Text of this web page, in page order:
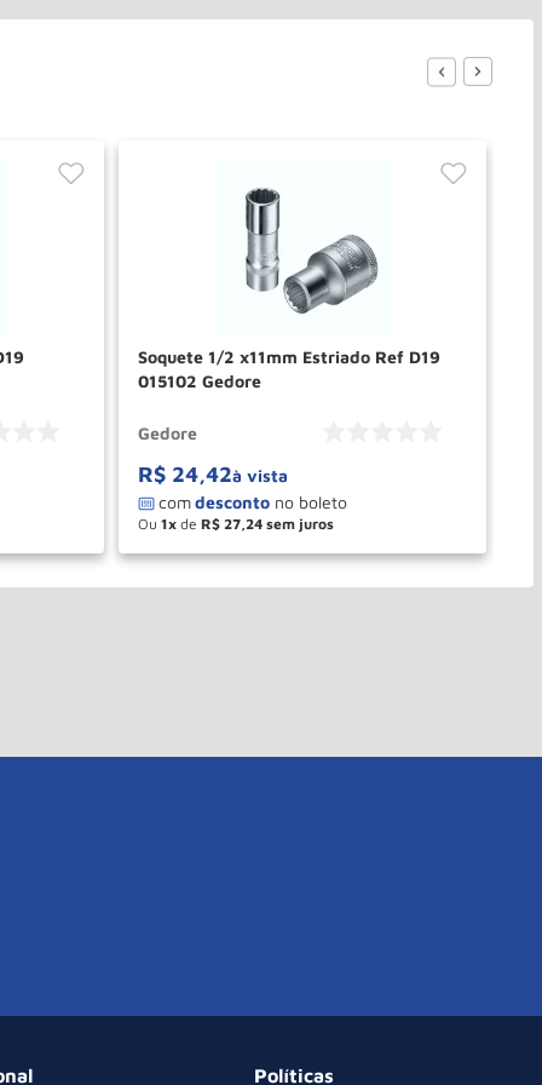
Soquete 1/2 x11mm Estriado Ref D19
015102 Gedore
Gedore
R$ 24,42à vista
Ou 1 de R$ 27,24
＋
－ COMPRAR
Políticas